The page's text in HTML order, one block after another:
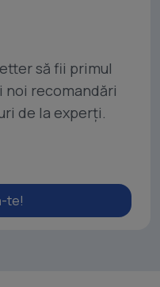
să fii primul
noi recomandări
de la experți.
te!